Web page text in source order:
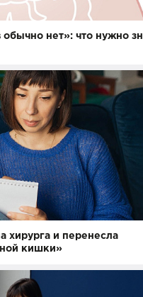
нет»: что нужно
хирурга и перенесла
кишки»